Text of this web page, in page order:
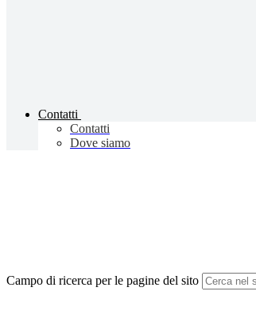
Contatti
Contatti
Dove siamo
Campo di ricerca per le pagine del sito